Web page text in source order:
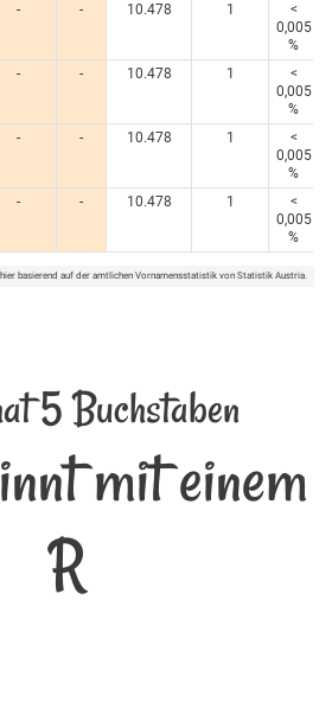
- - 10.478 1
<
0,005
%
- - 10.478 1
<
0,005
%
- - 10.478 1
<
0,005
%
- - 10.478 1
<
0,005
%
basierend auf der amtlichen Vornamensstatistik von Statistik Austria.
5 Buchstaben
mit einem
R